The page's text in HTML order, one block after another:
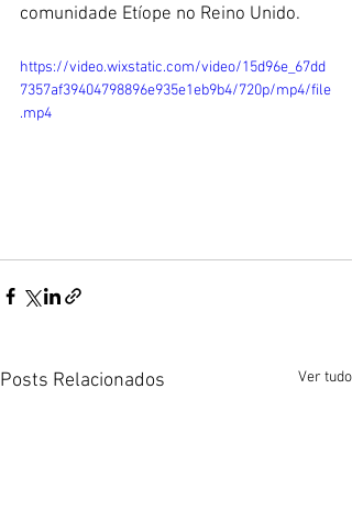
comunidade Etíope no Reino Unido.
https://video.wixstatic.com/video/15d96e_67dd
7357af39404798896e935e1eb9b4/720p/mp4/file
.mp4
Posts Relacionados Ver tudo